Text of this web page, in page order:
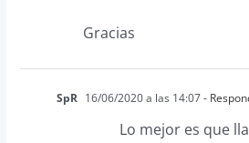
Gracias
SpR 16/06/2020 a las 14:07-
Lo mejor es que